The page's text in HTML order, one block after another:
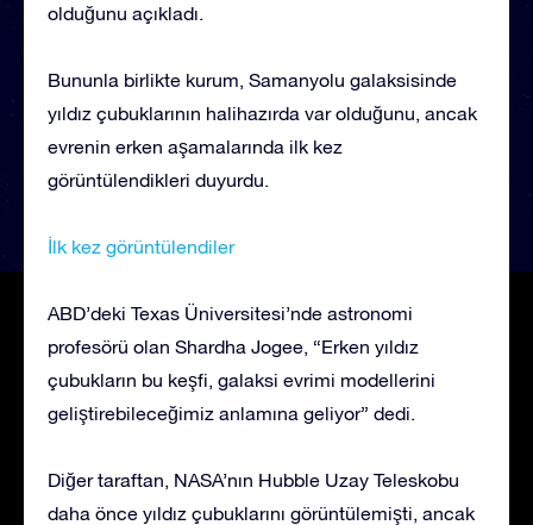
olduğunu açıkladı.
Bununla birlikte kurum, Samanyolu galaksisinde
yıldız çubuklarının halihazırda var olduğunu, ancak
evrenin erken aşamalarında ilk kez
görüntülendikleri duyurdu.
İlk kez görüntülendiler
ABD’deki Texas Üniversitesi’nde astronomi
profesörü olan Shardha Jogee, “Erken yıldız
çubukların bu keşfi, galaksi evrimi modellerini
geliştirebileceğimiz anlamına geliyor” dedi.
Diğer taraftan, NASA’nın Hubble Uzay Teleskobu
daha önce yıldız çubuklarını görüntülemişti, ancak